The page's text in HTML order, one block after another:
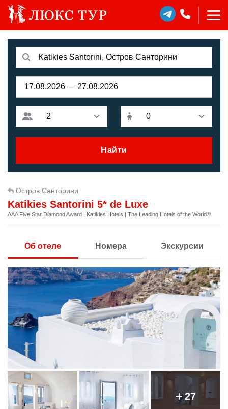
Найти
Остров Санторини
Katikies Santorini 5* de Luxe
AAA Five Star Diamond Award | Katikies Hotels | The Leading Hotels of the World®
Об отеле Номера Экскурсии
27